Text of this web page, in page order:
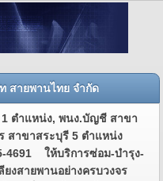
สายพานไทย จำกัด
ตำแหน่ง, พนง.บัญชี สาขา
สาขาสระบุรี 5 ตำแหน่ง
4691 ให้บริการซ่อม-บำรุง-
งสายพานอย่างครบวงจร